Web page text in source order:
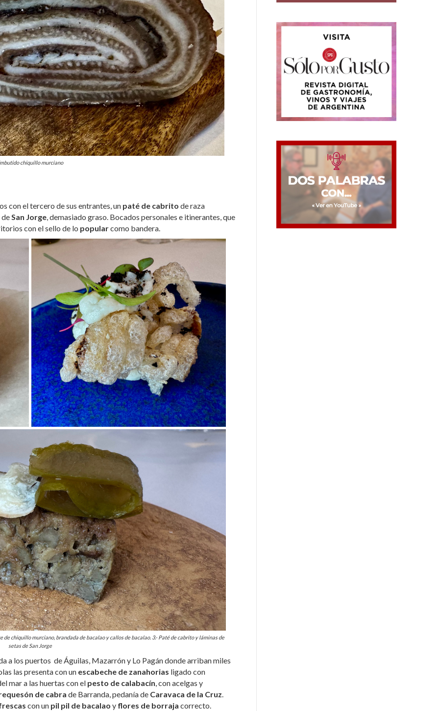
chiquillo murciano
con el tercero de sus entrantes, un paté de cabrito de raza
San Jorge, demasiado graso. Bocados personales e itinerantes, que
con el sello de lo popularcomo bandera.
chiquillo murciano, brandada de bacalao y callos de bacalao. 3.- Paté de cabrito y láminas de
setas de San Jorge
a los puertos de Águilas, Mazarrón y Lo Pagán donde arriban miles
las presenta con un escabeche de zanahorias ligado con
mar a las huertas con el pesto de calabacín, con acelgas y
de cabra de Barranda, pedanía de Caravaca de la Cruz.
con un pil pil de bacalao y flores de borraja correcto.